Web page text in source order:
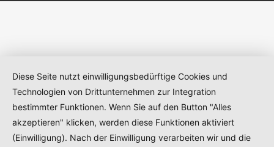
Diese Seite nutzt einwilligungsbedürftige Cookies und
Technologien von Drittunternehmen zur Integration
bestimmter Funktionen. Wenn Sie auf den Button "Alles
akzeptieren" klicken, werden diese Funktionen aktiviert
(Einwilligung). Nach der Einwilligung verarbeiten wir und die